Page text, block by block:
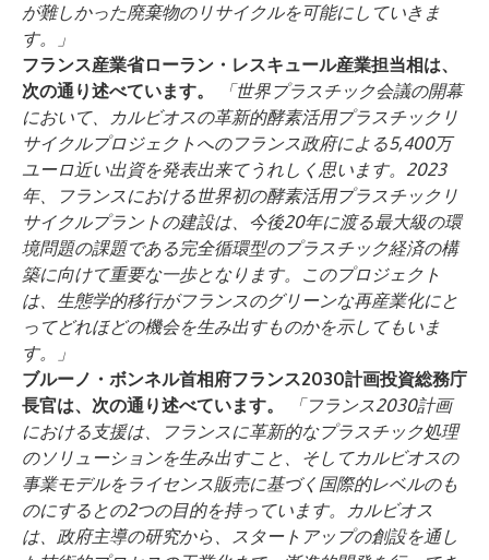
が難しかった廃棄物のリサイクルを可能にしていきま
す。」
フランス産業省ローラン・レスキュール産業担当相は、
次の通り述べています。
「世界プラスチック会議の開幕
において、カルビオスの革新的酵素活用プラスチックリ
サイクルプロジェクトへのフランス政府による5,400万
ユーロ近い出資を発表出来てうれしく思います。2023
年、フランスにおける世界初の酵素活用プラスチックリ
サイクルプラントの建設は、今後20年に渡る最大級の環
境問題の課題である完全循環型のプラスチック経済の構
築に向けて重要な一歩となります。このプロジェクト
は、生態学的移行がフランスのグリーンな再産業化にと
ってどれほどの機会を生み出すものかを示してもいま
す。」
ブルーノ・ボンネル首相府フランス2030計画投資総務庁
長官は、次の通り述べています。
「フランス2030計画
における支援は、フランスに革新的なプラスチック処理
のソリューションを生み出すこと、そしてカルビオスの
事業モデルをライセンス販売に基づく国際的レベルのも
のにするとの2つの目的を持っています。カルビオス
は、政府主導の研究から、スタートアップの創設を通し